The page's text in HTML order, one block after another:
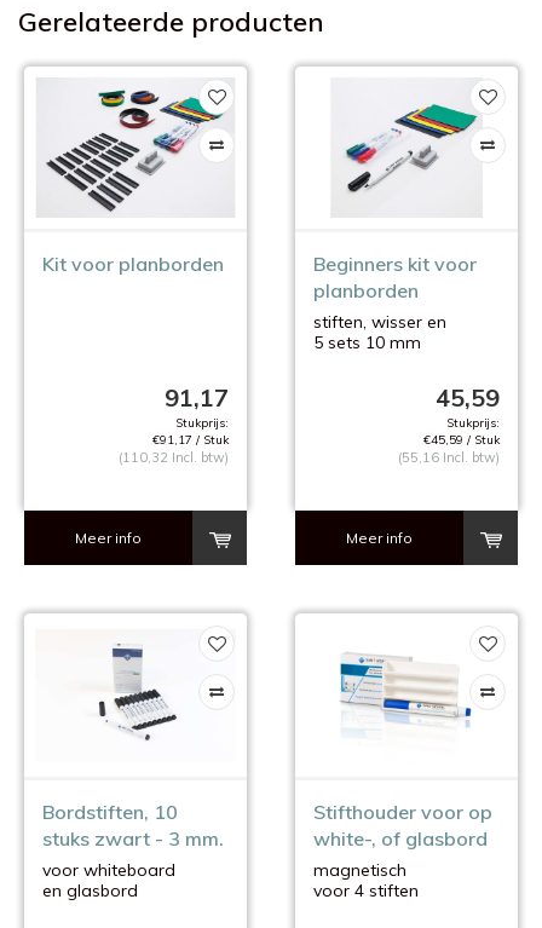
Gerelateerde producten
Kit voor planborden
91,17
Stukprijs:
€91,17 / Stuk
(110,32 Incl. btw)
Meer info
Beginners kit voor
planborden
stiften, wisser en
5 sets 10 mm
45,59
Stukprijs:
€45,59 / Stuk
(55,16 Incl. btw)
Meer info
Bordstiften, 10
stuks zwart - 3 mm.
voor whiteboard
en glasbord
Stifthouder voor op
white-, of glasbord
magnetisch
voor 4 stiften